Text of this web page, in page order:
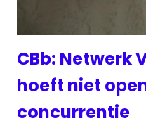
CBb: Netwerk
hoeft niet
concurrentie